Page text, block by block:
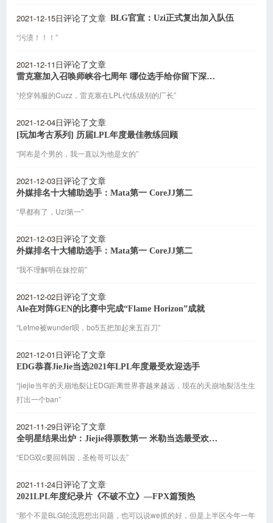
2021-12-15日评论了文章 BLG官宣：Uzi正式复出加入队伍
“污渍！！！”
2021-12-11日评论了文章
雷克塞加入召唤师峡谷七周年 哪位选手给你留下深刻印象？
“挖穿韩服的Cuzz，雷克塞在LPL代练级别的厂长”
2021-12-04日评论了文章
[玩加考古系列] 历届LPL年度最佳教练回顾
“阿布是个男的，我一直以为他是女的”
2021-12-03日评论了文章
外媒排名十大辅助选手：Mata第一 CoreJJ第二
“早都有了，Uzi第一”
2021-12-03日评论了文章
外媒排名十大辅助选手：Mata第一 CoreJJ第二
“我不理解明在妹控前”
2021-12-02日评论了文章
Ale在对阵GEN的比赛中完成“Flame Horizon”成就
“Letme被wunder呗，bo5五把加起来五百刀”
2021-12-01日评论了文章
EDG恭喜JieJie当选2021年LPL年度最受欢迎选手
“jiejie当年的天崩地裂让EDG距离世界赛越来越远，现在的天崩地裂活生生
打出一个ban”
2021-11-29日评论了文章
全明星结果出炉：Jiejie得票数第一 米勒当选最受欢迎解说
“EDG双c要回韩国，圣枪哥可以去”
2021-11-24日评论了文章
2021LPL年度纪录片《不破不立》—FPX篇预热
“那个不是BLG轮流思想出问题，也可以说we抓的好，但是上半区今年一年